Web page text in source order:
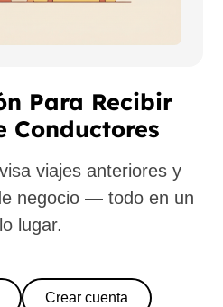
Para Recibir
Conductores
viajes anteriores y
negocio — todo en un
lugar.
Crear cuenta